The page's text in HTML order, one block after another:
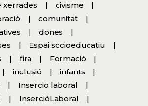
xerrades
civisme
comunitat
dones
Espai socioeducatiu
fira
Formació
inclusió
infants
Insercio laboral
InsercióLaboral